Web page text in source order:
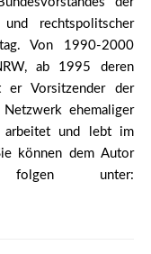
rechtspolitscher
Von 1990-2000
ab 1995 deren
er Vorsitzender der
Netzwerk ehemaliger
arbeitet und lebt im
können dem Autor
unter: